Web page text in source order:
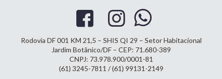
Rodovia DF 001 KM 21,5 – SHIS QI 29 – Setor Habitacional
Jardim Botânico/DF – CEP: 71.680-389
CNPJ: 73.978.900/0001-81
(61) 3245-7811 / (61) 99131-2149